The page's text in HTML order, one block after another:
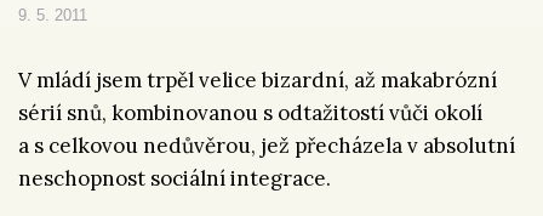
9. 5. 2011
V mládí jsem trpěl velice bizardní, až makabrózní
sérií snů, kombinovanou s odtažitostí vůči okolí
a s celkovou nedůvěrou, jež přecházela v absolutní
neschopnost sociální integrace.